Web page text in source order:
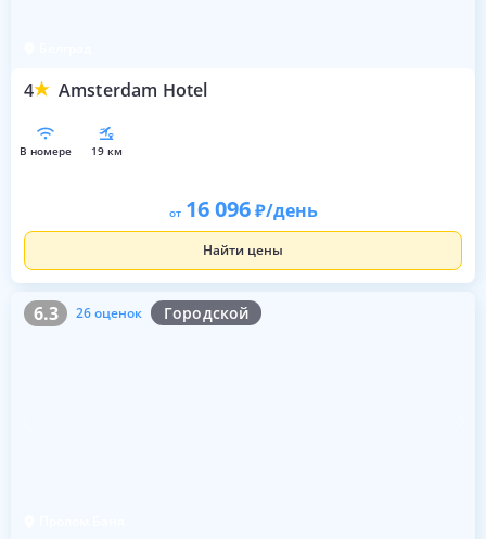
4 Amsterdam Hotel
в номере 19 км
от 16 096 /день
Найти цены
6.3 26 оценок Городской
6.3 26 оценок